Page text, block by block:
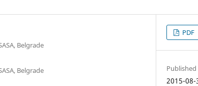
Belgrade
Belgrade
PDF
Published
2015-08-